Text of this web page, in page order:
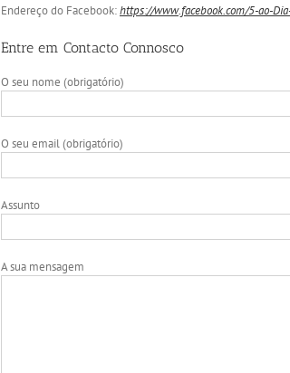
Endereço do Facebook:https://www.facebook.com/5-ao-
Entre em Contacto Connosco
O seu nome (obrigatório)
O seu email (obrigatório)
Assunto
A sua mensagem